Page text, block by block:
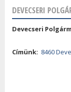
DEVECSERI
Devecseri
Címünk: 8460